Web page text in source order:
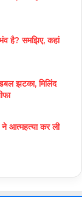
है? समझिए, कहां
झटका, मिलिंद
ने आत्महत्या कर ली